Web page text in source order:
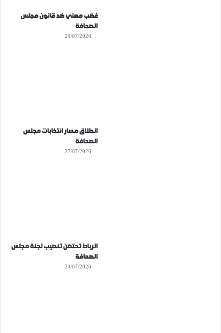
غضب مهني ضد قانون مجلس
الصحافة
29/07/2026
انطلاق مسار انتخابات مجلس
الصحافة
27/07/2026
الرباط تحتضن تنصيب لجنة مجلس
الصحافة
24/07/2026